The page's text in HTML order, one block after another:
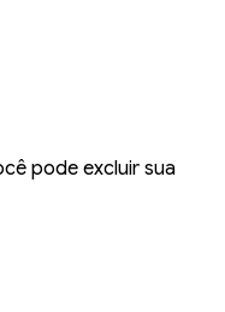
pode excluir sua